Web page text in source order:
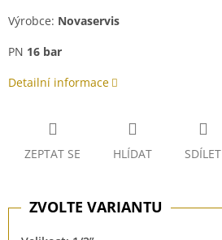
Výrobce: Novaservis
PN 16 bar
Detailní informace
ZEPTAT SE HLÍDAT SDÍLET